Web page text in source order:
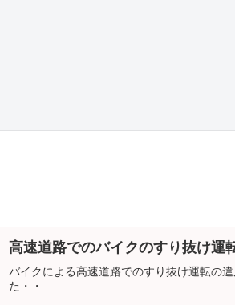
高速道路でのバイクのすり抜け運
バイクによる高速道路でのすり抜け運転の
た・・